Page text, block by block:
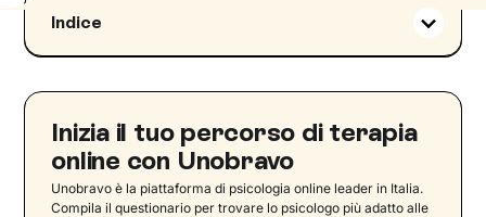
Indice
Psicoterapia online: che cos’è e come funziona
I vantaggi della terapia online
Come funziona la psicoterapia online:
l'effetto schermo
Efficacia della terapia online: cosa dicono le
ricerche
Inizia il tuo percorso di terapia
online con Unobravo
Unobravo è la piattaforma di psicologia online leader in Italia.
Compila il questionario per trovare lo psicologo più adatto alle